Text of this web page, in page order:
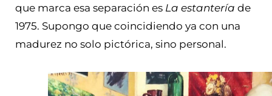
que marca esa separación es La estantería de
1975. Supongo que coincidiendo ya con una
madurez no solo pictórica, sino personal.